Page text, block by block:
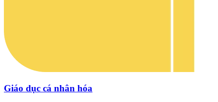
Giáo dục cá nhân hóa